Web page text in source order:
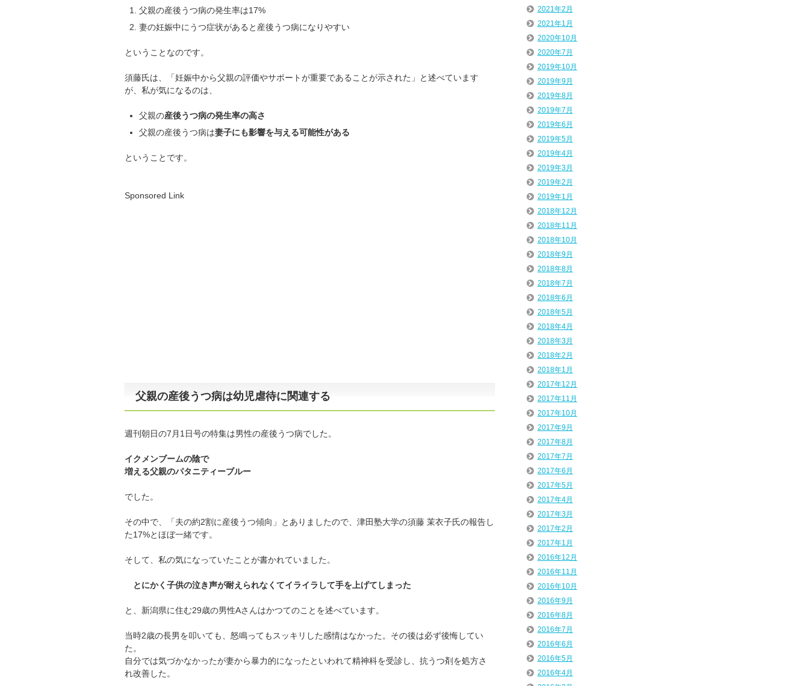
父親の産後うつ病の発生率は17%
妻の妊娠中にうつ症状があると産後うつ病になりやすい
ということなのです。
須藤氏は、「妊娠中から父親の評価やサポートが重要であることが示された」と述べています
が、私が気になるのは、
父親の産後うつ病の発生率の高さ
父親の産後うつ病は妻子にも影響を与える可能性がある
ということです。
Sponsored Link
父親の産後うつ病は幼児虐待に関連する
週刊朝日の7月1日号の特集は男性の産後うつ病でした。
イクメンブームの陰で
増える父親のパタニティーブルー
でした。
その中で、「夫の約2割に産後うつ傾向」とありましたので、津田塾大学の須藤 茉衣子氏の報告し
た17%とほぼ一緒です。
そして、私の気になっていたことが書かれていました。
とにかく子供の泣き声が耐えられなくてイライラして手を上げてしまった
と、新潟県に住む29歳の男性Aさんはかつてのことを述べています。
当時2歳の長男を叩いても、怒鳴ってもスッキリした感情はなかった。その後は必ず後悔してい
た。
自分では気づかなかったが妻から暴力的になったといわれて精神科を受診し、抗うつ剤を処方さ
れ改善した。
2021年2月
2021年1月
2020年10月
2020年7月
2019年10月
2019年9月
2019年8月
2019年7月
2019年6月
2019年5月
2019年4月
2019年3月
2019年2月
2019年1月
2018年12月
2018年11月
2018年10月
2018年9月
2018年8月
2018年7月
2018年6月
2018年5月
2018年4月
2018年3月
2018年2月
2018年1月
2017年12月
2017年11月
2017年10月
2017年9月
2017年8月
2017年7月
2017年6月
2017年5月
2017年4月
2017年3月
2017年2月
2017年1月
2016年12月
2016年11月
2016年10月
2016年9月
2016年8月
2016年7月
2016年6月
2016年5月
2016年4月